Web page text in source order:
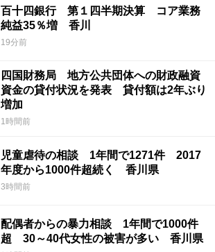
百十四銀行 第１四半期決算 コア業務
純益35％増 香川
19分前
四国財務局 地方公共団体への財政融資
資金の貸付状況を発表 貸付額は2年ぶり
増加
1時間前
児童虐待の相談 1年間で1271件 2017
年度から1000件超続く 香川県
3時間前
配偶者からの暴力相談 1年間で1000件
超 30～40代女性の被害が多い 香川県